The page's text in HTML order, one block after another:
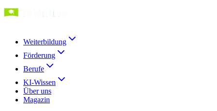
Weiterbildung
Förderung
Berufe
KI-Wissen
Über uns
Magazin